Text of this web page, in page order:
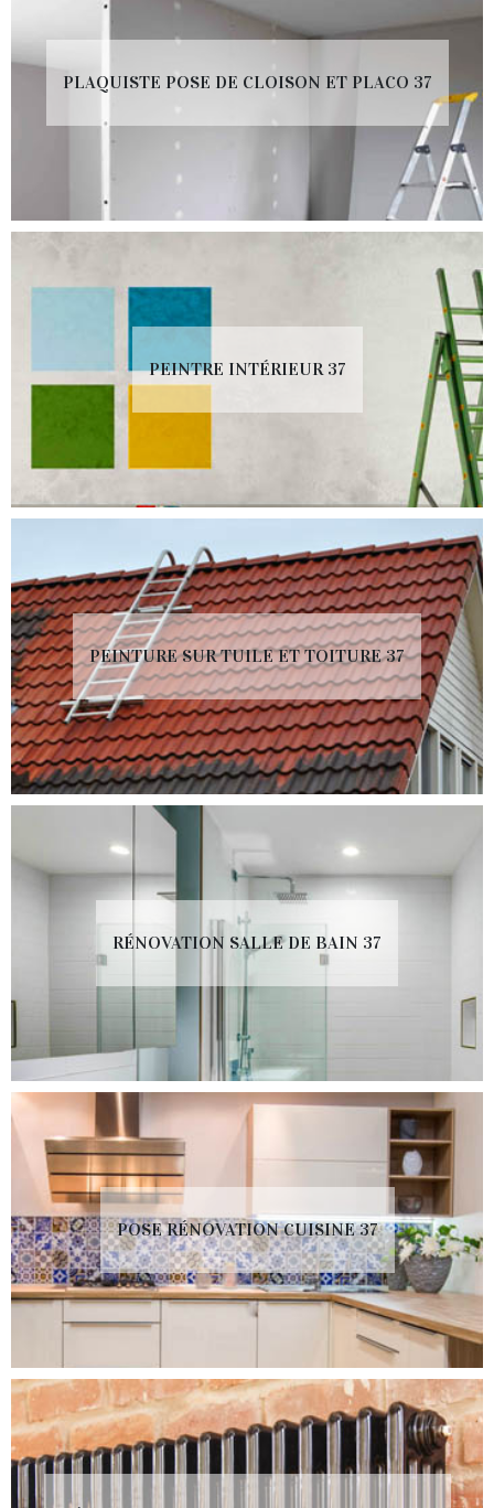
PLAQUISTE POSE DE CLOISON ET PLACO 37
PEINTRE INTÉRIEUR 37
PEINTURE SUR TUILE ET TOITURE 37
RÉNOVATION SALLE DE BAIN 37
POSE RÉNOVATION CUISINE 37